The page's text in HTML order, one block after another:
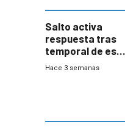
Salto activa
respuesta tras
temporal de este
sábado con
Hace 3 semanas